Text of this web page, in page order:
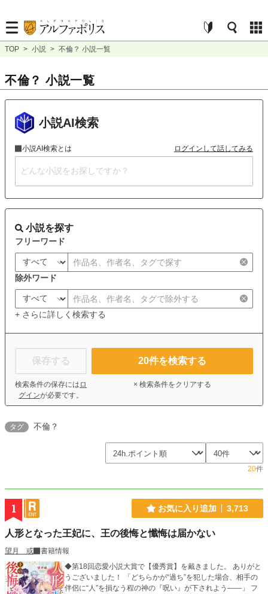
TOP > 小説 > 不倫？ 小説一覧
不倫？ 小説一覧
小説AI検索
小説AI検索とは ログインして話してみる
小説を探す
フリーワード
除外ワード
+ さらに詳しく検索する
保存する
検索条件の保存には ロ
グインが必要です。
20件を検索する
× 検索条件をクリアする
タグ 不倫？
20件
1 お気に入り追加 3,713
人形となった王妃に、王の後悔と懺悔は届かない
望月 或
書籍情報
◆第18回恋愛小説大賞で【優秀賞】を戴きました。 ありがと
うございました！ 「どちらかが“過ち”を犯した場合、相手の
伴侶に“人”を損なう程の神の『呪い』が下されよう――」 フ